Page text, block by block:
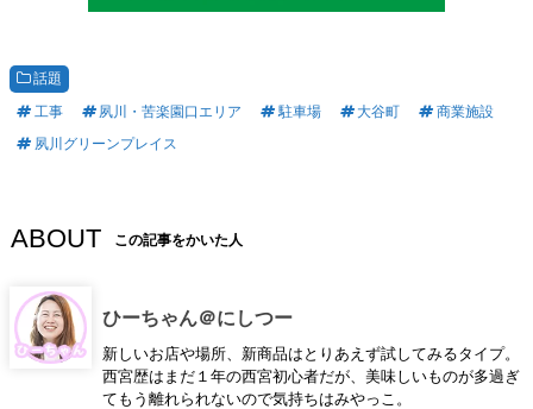
話題
工事
夙川・苦楽園口エリア 駐車場 大谷町
商業施設
夙川グリーンプレイス
ABOUT この記事をかいた人
ひーちゃん＠にしつー
新しいお店や場所、新商品はとりあえず試してみるタイプ。
西宮歴はまだ１年の西宮初心者だが、美味しいものが多過ぎ
てもう離れられないので気持ちはみやっこ。